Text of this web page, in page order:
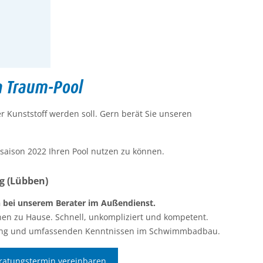
Pool
Kunststoff werden soll. Gern berät Sie unseren
2022 Ihren Pool nutzen zu können.
(Lübben)
unserem Berater im Außendienst.
zu Hause. Schnell, unkompliziert und kompetent.
und umfassenden Kenntnissen im Schwimmbadbau.